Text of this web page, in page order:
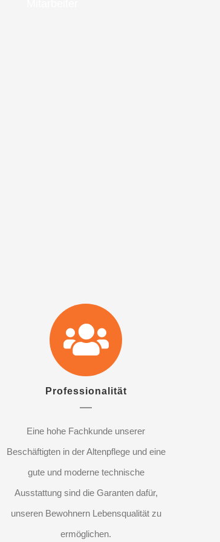
Professionalität
Eine hohe Fachkunde unserer
Beschäftigten in der Altenpflege und eine
gute und moderne technische
Ausstattung sind die Garanten dafür,
unseren Bewohnern Lebensqualität zu
ermöglichen.